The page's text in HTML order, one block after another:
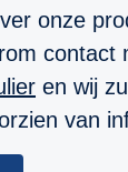
onze
contact
en wij
van